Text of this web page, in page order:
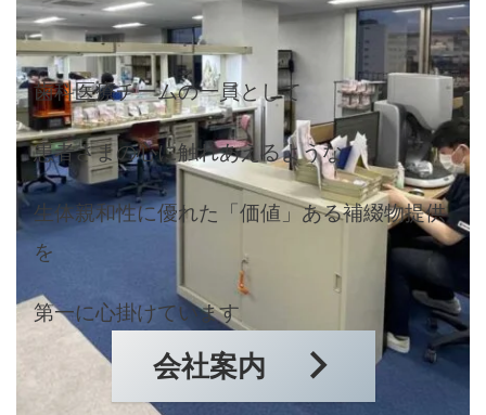
歯科医療チームの一員として
患者さまの心に触れあえるような
生体親和性に優れた「価値」ある補綴物提供
を
第一に心掛けています
会社案内